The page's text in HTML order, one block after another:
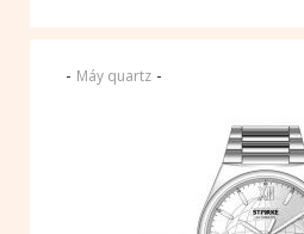
- Máy quartz -